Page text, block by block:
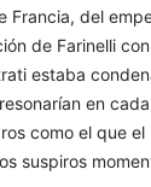
Francia, del
de Farinelli
estaba
en
como el que
suspiros